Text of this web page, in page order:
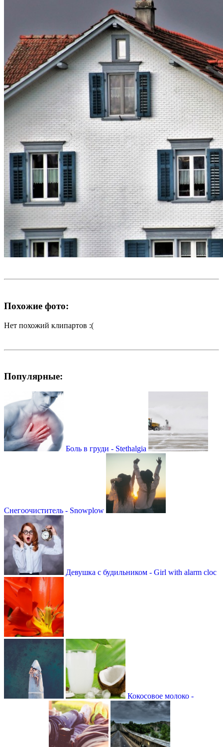
Похожие фото:
Нет похожий клипартов :(
Популярные:
Боль в груди - Stethalgia
Снегоочиститель - Snowplow
Девушка с будильником - Girl with alarm cloc
Кокосовое молоко -